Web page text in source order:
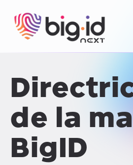
de la
BigID